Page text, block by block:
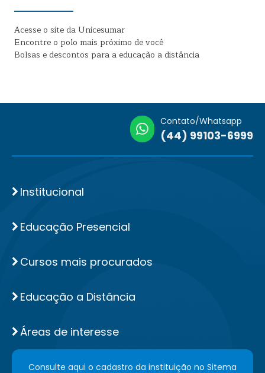
Acesse o site da Unicesumar
Encontre o polo mais próximo de você
Bolsas e descontos para a educação a distância
Contato/Whatsapp
(44) 99103-6999
Institucional
Educação Presencial
Cursos mais procurados
Educação a Distância
Áreas de interesse
Consulte aqui o cadastro da instituição no Sitema